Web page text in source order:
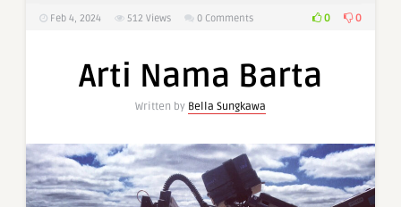
Feb 4, 2024 512 Views 0 Comments 0 0
Arti Nama Barta
Written by Bella Sungkawa